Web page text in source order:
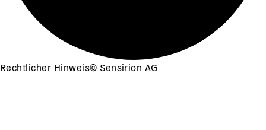
Rechtlicher Hinweis©Sensirion AG